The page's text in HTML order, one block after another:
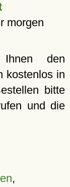
morgen
den
kostenlos in
bitte
und die
,